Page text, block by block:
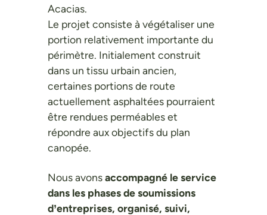
Acacias.
Le projet consiste à végétaliser une
portion relativement importante du
périmètre. Initialement construit
dans un tissu urbain ancien,
certaines portions de route
actuellement asphaltées pourraient
être rendues perméables et
répondre aux objectifs du plan
canopée.
Nous avonsaccompagné le service
dans les phases de soumissions
d’entreprises, organisé, suivi,